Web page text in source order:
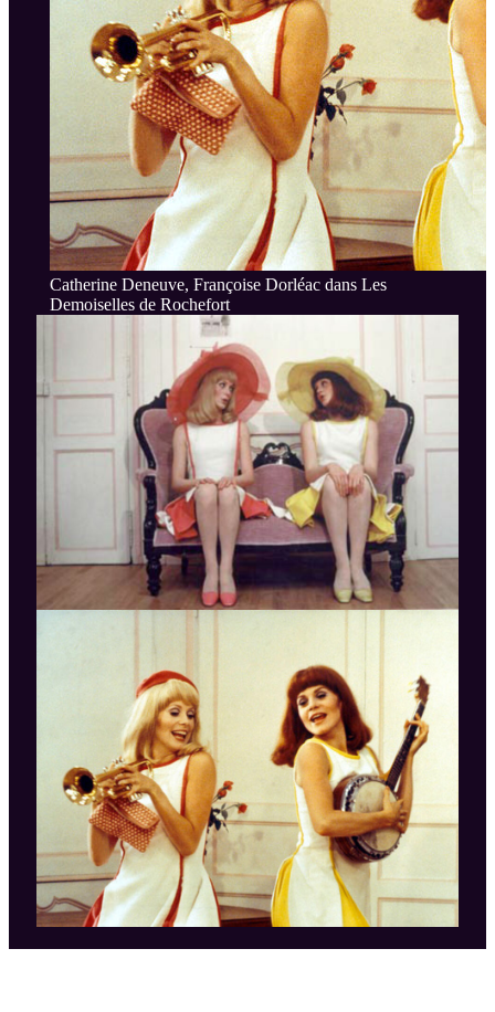
Catherine Deneuve, Françoise Dorléac dans Les
Demoiselles de Rochefort